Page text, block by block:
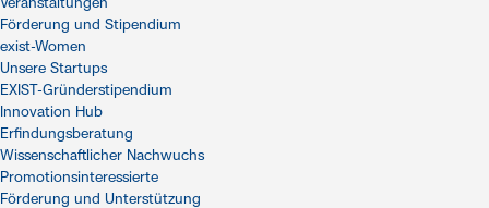
Veranstaltungen
Förderung und Stipendium
exist-Women
Unsere Startups
EXIST-Gründerstipendium
Innovation Hub
Erfindungsberatung
Wissenschaftlicher Nachwuchs
Promotionsinteressierte
Förderung und Unterstützung